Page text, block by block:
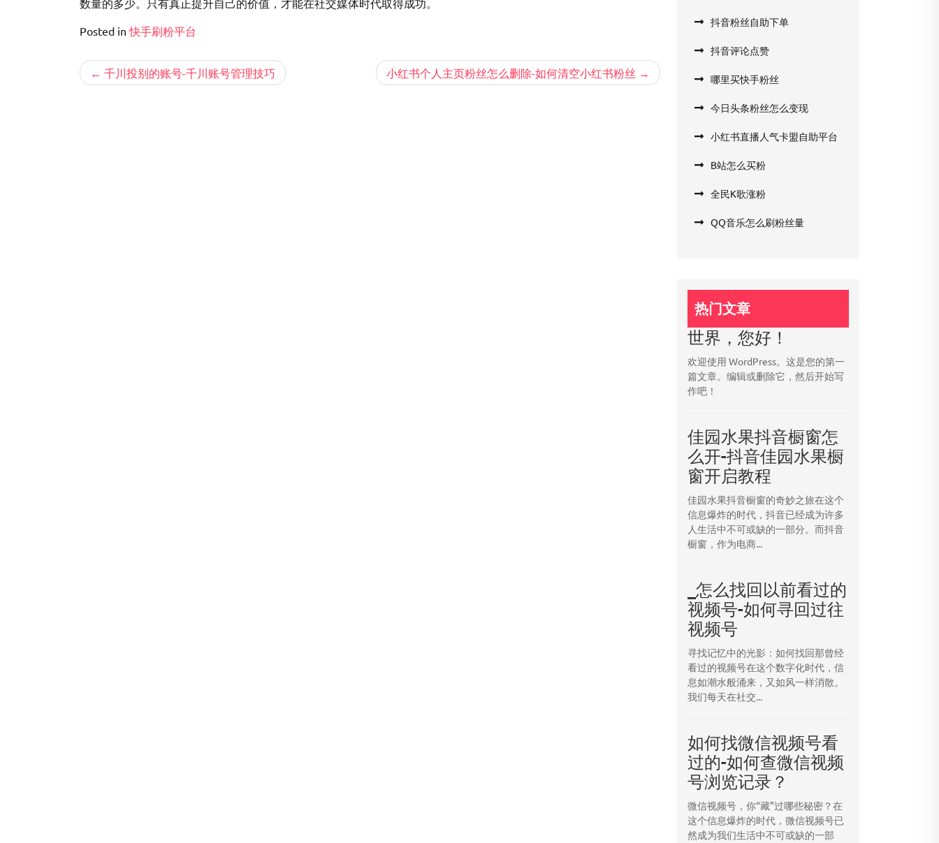
数量的多少。只有真正提升自己的价值，才能在社交媒体时代取得成功。
Posted in快手刷粉平台
文 千川投别的账号-千川账号管理技巧 小红书个人主页粉丝怎么删除-如何清空小红书粉丝
抖音粉丝自助下单
抖音评论点赞
哪里买快手粉丝
今日头条粉丝怎么变现
小红书直播人气卡盟自助平台
B站怎么买粉
全民K歌涨粉
QQ音乐怎么刷粉丝量
热门文章
世界，您好！
欢迎使用 WordPress。这是您的第一
篇文章。编辑或删除它，然后开始写
作吧！
佳园水果抖音橱窗怎
么开-抖音佳园水果橱
窗开启教程
佳园水果抖音橱窗的奇妙之旅在这个
信息爆炸的时代，抖音已经成为许多
人生活中不可或缺的一部分。而抖音
橱窗，作为电商...
_怎么找回以前看过的
视频号-如何寻回过往
视频号
寻找记忆中的光影：如何找回那曾经
看过的视频号在这个数字化时代，信
息如潮水般涌来，又如风一样消散。
我们每天在社交...
如何找微信视频号看
过的-如何查微信视频
号浏览记录？
微信视频号，你“藏”过哪些秘密？在
这个信息爆炸的时代，微信视频号已
然成为我们生活中不可或缺的一部